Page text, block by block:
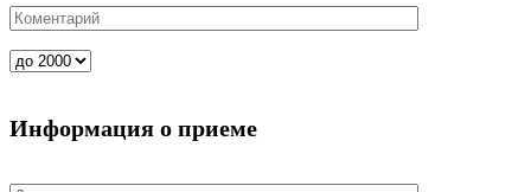
Информация о приеме